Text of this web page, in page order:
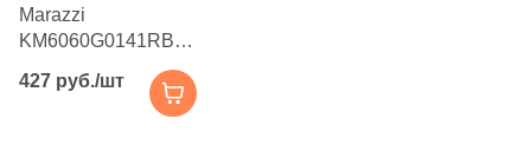
Marazzi
KM6060G0141RBT6
9.5x60 антрацит
427 руб./шт